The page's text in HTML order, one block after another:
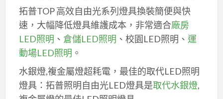
拓普TOP 高效自由光系列燈具換裝簡便與快
速，大幅降低燈具維護成本，非常適合廠房
LED照明 、 倉儲LED照明 、校園LED照明、 運
動場LED照明 。
水銀燈,複金屬燈超耗電，最佳的取代LED照明
燈具：拓普照明自由光LED燈具是取代水銀燈,